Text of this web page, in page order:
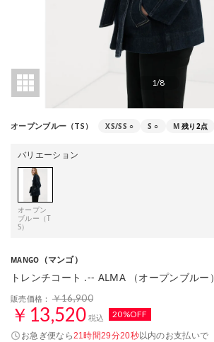
1/8
オープンブルー（TS） XS/SS ○ S ○ M 残り2点
バリエーション
オープン
ブルー（T
S）
MANGO （マンゴ）
トレンチコート .-- ALMA （オープンブルー）
販売価格： ￥16,900
￥13,520 税込 20%OFF
お急ぎ便なら21時間29分19秒以内のお支払いで